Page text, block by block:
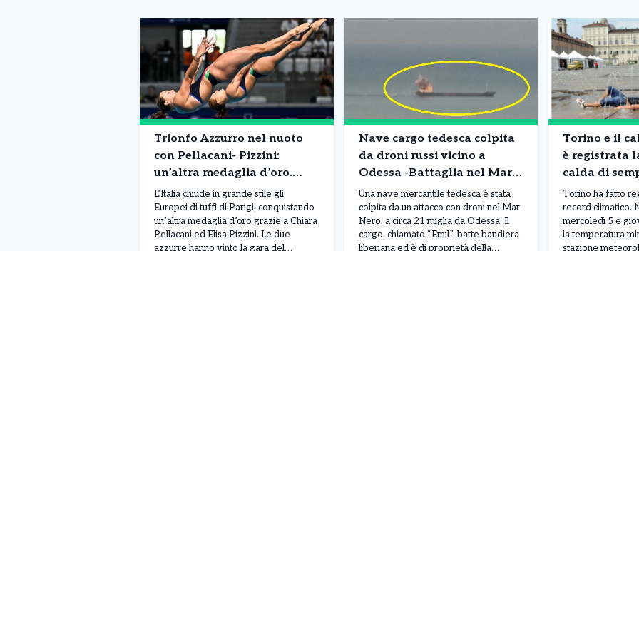
Trionfo Azzurro nel nuoto
con Pellacani- Pizzini:
un’altra medaglia d’oro.
Chiara è nella leggenda!
L’Italia chiude in grande stile gli
Europei di tuffi di Parigi, conquistando
un’altra medaglia d’oro grazie a Chiara
Pellacani ed Elisa Pizzini. Le due
azzurre hanno vinto la gara del
Nave cargo tedesca colpita
da droni russi vicino a
Odessa -Battaglia nel Mar
Nero
Una nave mercantile tedesca è stata
colpita da un attacco con droni nel Mar
Nero, a circa 21 miglia da Odessa. Il
cargo, chiamato “Emil”, batte bandiera
liberiana ed è di proprietà della
Torino e il
è registrata
calda di
da record
Torino ha fatto
record climatico.
mercoledì 5 e
la temperatura
stazione